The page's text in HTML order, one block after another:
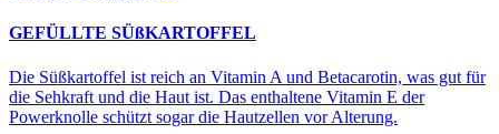
GEFÜLLTE SÜßKARTOFFEL
Die Süßkartoffel ist reich an Vitamin A und Betacarotin, was gut für
die Sehkraft und die Haut ist. Das enthaltene Vitamin E der
Powerknolle schützt sogar die Hautzellen vor Alterung.